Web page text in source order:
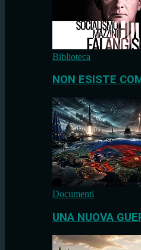
Biblioteca
NON ESISTE
Documenti
UNA NUOVA